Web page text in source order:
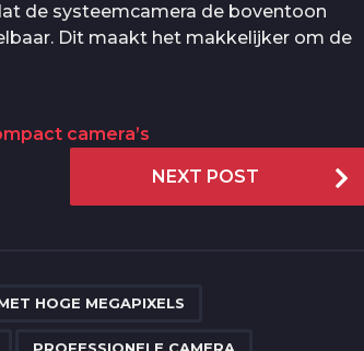
de systeemcamera de boventoon
Dit maakt het makkelijker om de
camera’s
NEXT POST
HOGE MEGAPIXELS